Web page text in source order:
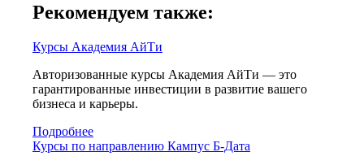
Рекомендуем также:
Курсы Академия АйТи
Авторизованные курсы Академия АйТи — это
гарантированные инвестиции в развитие вашего
бизнеса и карьеры.
Подробнее
Курсы по направлению Кампус Б-Дата